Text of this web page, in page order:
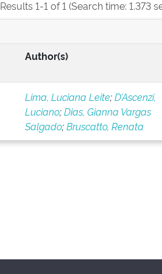
Results 1-1 of 1 (Search time: 1.373
Author(s)
Lima, Luciana Leite;D’Ascenzi,
Luciano;Dias, Gianna Vargas
Salgado;Bruscatto, Renata